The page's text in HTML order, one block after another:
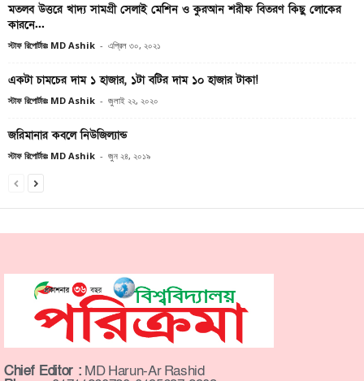
মতলব উত্তরে খাদ্য সামগ্রী সেলাই মেশিন ও কুরআন শরীফ বিতরণ কিছু লোকের
কারনে...
স্টাফ রিপোর্টারঃ MD Ashik - এপ্রিল ৩০, ২০২১
একটা চামচের দাম ১ হাজার, ১টা বটির দাম ১০ হাজার টাকা!
স্টাফ রিপোর্টারঃ MD Ashik - জুলাই ২২, ২০২০
জরিমানার কবলে নিউজিল্যান্ড
স্টাফ রিপোর্টারঃ MD Ashik - জুন ২৪, ২০১৯
Chief Editor : MD Harun-Ar Rashid